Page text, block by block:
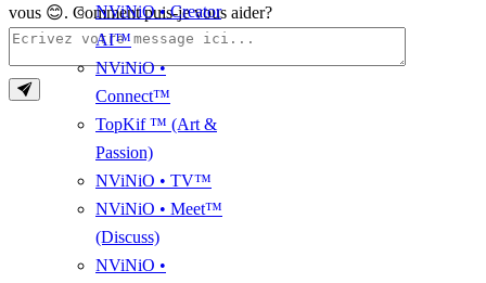
vous 😊. Comment puis-je vous aider?
NViNiO • Creator
AI™
NViNiO •
Connect™
TopKif ™ (Art &
Passion)
NViNiO • TV™
NViNiO • Meet™
(Discuss)
NViNiO •